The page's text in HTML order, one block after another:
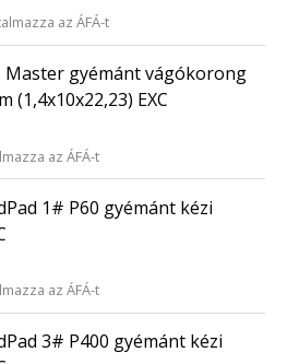
az ÁFÁ-t
Master gyémánt vágókorong
(1,4x10x22,23) EXC
az ÁFÁ-t
1# P60 gyémánt kézi
az ÁFÁ-t
3# P400 gyémánt kézi